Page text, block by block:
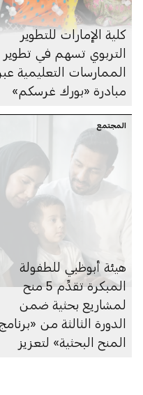
كلية الإمارات للتطوير
التربوي تسهم في تطوير
الممارسات التعليمية عبر
مبادرة «بورك غرسكم»
المجتمع
هيئة أبوظبي للطفولة
المبكرة تقدِّم 5 منح
لمشاريع بحثية ضمن
الدورة الثالثة من «برنامج
المنح البحثية» لتعزيز